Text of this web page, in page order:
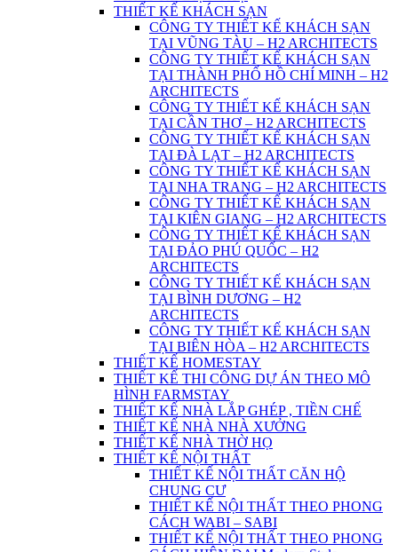
THIẾT KẾ KHÁCH SẠN
CÔNG TY THIẾT KẾ KHÁCH SẠN
TẠI VŨNG TÀU – H2 ARCHITECTS
CÔNG TY THIẾT KẾ KHÁCH SẠN
TẠI THÀNH PHỐ HỒ CHÍ MINH – H2
ARCHITECTS
CÔNG TY THIẾT KẾ KHÁCH SẠN
TẠI CẦN THƠ – H2 ARCHITECTS
CÔNG TY THIẾT KẾ KHÁCH SẠN
TẠI ĐÀ LẠT – H2 ARCHITECTS
CÔNG TY THIẾT KẾ KHÁCH SẠN
TẠI NHA TRANG – H2 ARCHITECTS
CÔNG TY THIẾT KẾ KHÁCH SẠN
TẠI KIÊN GIANG – H2 ARCHITECTS
CÔNG TY THIẾT KẾ KHÁCH SẠN
TẠI ĐẢO PHÚ QUỐC – H2
ARCHITECTS
CÔNG TY THIẾT KẾ KHÁCH SẠN
TẠI BÌNH DƯƠNG – H2
ARCHITECTS
CÔNG TY THIẾT KẾ KHÁCH SẠN
TẠI BIÊN HÒA – H2 ARCHITECTS
THIẾT KẾ HOMESTAY
THIẾT KẾ THI CÔNG DỰ ÁN THEO MÔ
HÌNH FARMSTAY
THIẾT KẾ NHÀ LẮP GHÉP , TIỀN CHẾ
THIẾT KẾ NHÀ NHÀ XƯỞNG
THIẾT KẾ NHÀ THỜ HỌ
THIẾT KẾ NỘI THẤT
THIẾT KẾ NỘI THẤT CĂN HỘ
CHUNG CƯ
THIẾT KẾ NỘI THẤT THEO PHONG
CÁCH WABI – SABI
THIẾT KẾ NỘI THẤT THEO PHONG